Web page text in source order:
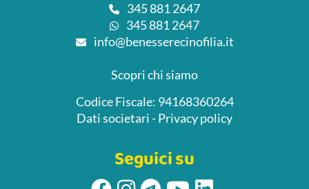
345 881 2647
345 881 2647
info@benesserecinofilia.it
Scopri chi siamo
Codice Fiscale: 94168360264
Dati societari -Privacy policy
Seguici su